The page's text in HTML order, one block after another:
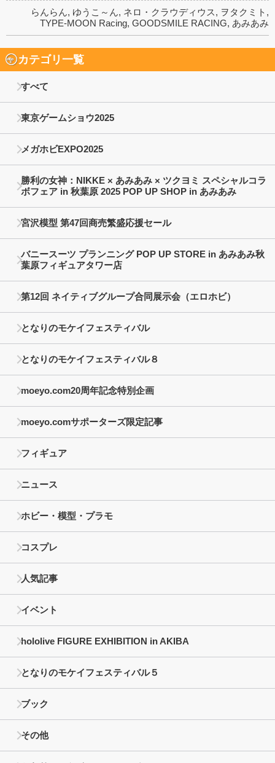
らんらん, ゆうこ～ん, ネロ・クラウディウス, ヲタクミト ,
TYPE-MOON Racing, GOODSMILE RACING, あみあみ
カテゴリ一覧
すべて
東京ゲームショウ2025
メガホビEXPO2025
勝利の女神：NIKKE × あみあみ × ツクヨミ スペシャルコラ
ボフェア in 秋葉原 2025 POP UP SHOP in あみあみ
宮沢模型 第47回商売繁盛応援セール
バニースーツ プランニング POP UP STORE in あみあみ秋
葉原フィギュアタワー店
第12回 ネイティブグループ合同展示会（エロホビ）
となりのモケイフェスティバル
となりのモケイフェスティバル８
moeyo.com20周年記念特別企画
moeyo.comサポーターズ限定記事
フィギュア
ニュース
ホビー・模型・プラモ
コスプレ
人気記事
イベント
hololive FIGURE EXHIBITION in AKIBA
となりのモケイフェスティバル５
ブック
その他